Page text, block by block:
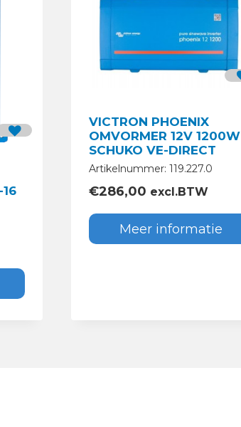
VICTRON PHOENIX
OMVORMER 12V 1200W
SCHUKO VE-DIRECT
Artikelnummer: 119.227.0
€286,00 excl.BTW
Meer informatie